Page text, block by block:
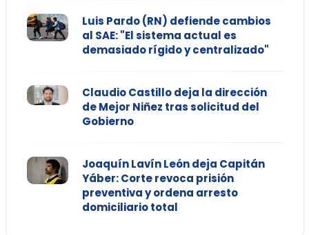
Luis Pardo (RN) defiende cambios
al SAE: "El sistema actual es
demasiado rígido y centralizado"
Claudio Castillo deja la dirección
de Mejor Niñez tras solicitud del
Gobierno
Joaquín Lavín León deja Capitán
Yáber: Corte revoca prisión
preventiva y ordena arresto
domiciliario total